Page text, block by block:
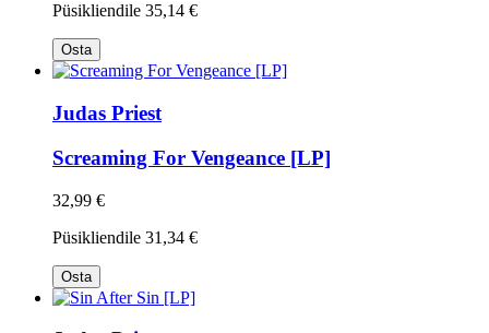
Püsikliendile 35,14 €
Osta
Judas Priest
Screaming For Vengeance [LP]
32,99 €
Püsikliendile 31,34 €
Osta